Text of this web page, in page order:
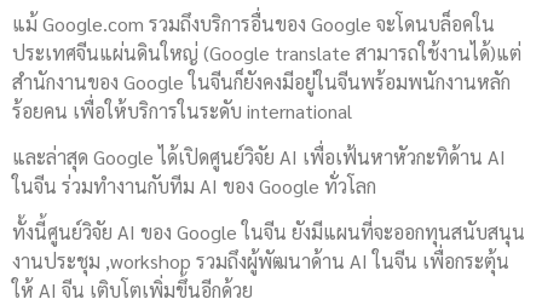
แม้ Google.com รวมถึงบริการอื่นของ Google จะโดนบล็อคใน
ประเทศจีนแผ่นดินใหญ่ (Google translate สามารถใช้งานได้)แต่
สำนักงานของ Google ในจีนก็ยังคงมีอยู่ในจีนพร้อมพนักงานหลัก
ร้อยคน เพื่อให้บริการในระดับ international
และล่าสุด Google ได้เปิดศูนย์วิจัย AI เพื่อเฟ้นหาหัวกะทิด้าน AI
ในจีน ร่วมทำงานกับทีม AI ของ Google ทั่วโลก
ทั้งนี้ศูนย์วิจัย AI ของ Google ในจีน ยังมีแผนที่จะออกทุนสนับสนุน
งานประชุม ,workshop รวมถึงผู้พัฒนาด้าน AI ในจีน เพื่อกระตุ้น
ให้ AI จีน เติบโตเพิ่มขึ้นอีกด้วย